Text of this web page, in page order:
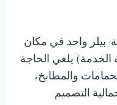
بيلر واحد في مكان
يلغي الحاجة
والمطابخ،
التصميم